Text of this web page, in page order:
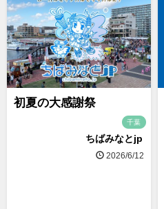
初夏の大感謝祭
千葉
ちばみなとjp
2026/6/12